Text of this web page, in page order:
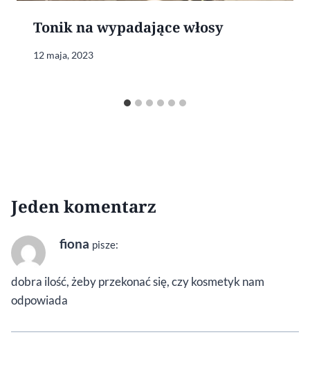
Tonik na wypadające włosy
12 maja, 2023
Jeden komentarz
fiona pisze:
dobra ilość, żeby przekonać się, czy kosmetyk nam
odpowiada